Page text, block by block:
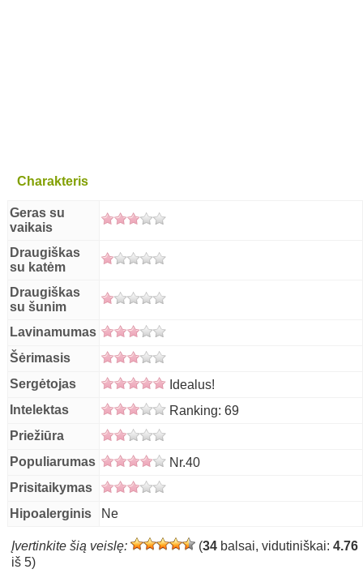
Charakteris
Geras su
vaikais
Draugiškas
su katėm
Draugiškas
su šunim
Lavinamumas
Šėrimasis
Sergėtojas
Idealus!
Intelektas
Ranking: 69
Priežiūra
Populiarumas
Nr.40
Prisitaikymas
Hipoalerginis
Ne
Įvertinkite šią veislę: (34 balsai, vidutiniškai:4.76
iš 5)